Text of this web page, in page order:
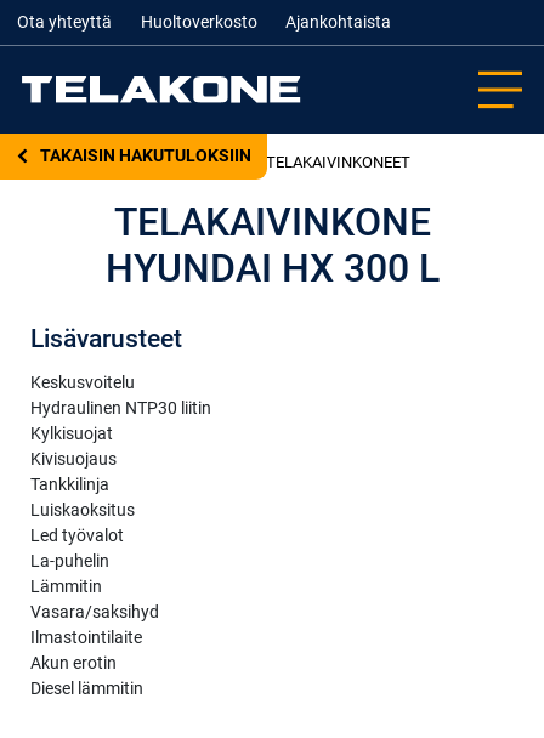
Ota yhteyttä Huoltoverkosto Ajankohtaista
TAKAISIN HAKUTULOKSIIN
VAIHTOKONEET– TELAKAIVINKONEET
TELAKAIVINKONE
HYUNDAI HX 300 L
Lisävarusteet
Keskusvoitelu
Hydraulinen NTP30 liitin
Kylkisuojat
Kivisuojaus
Tankkilinja
Luiskaoksitus
Led työvalot
La-puhelin
Lämmitin
Vasara/saksihyd
Ilmastointilaite
Akun erotin
Diesel lämmitin